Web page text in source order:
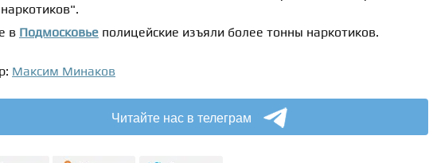
в Подмосковье полицейские изъяли более тонны наркотиков.
Максим Минаков
Читайте нас в телеграм